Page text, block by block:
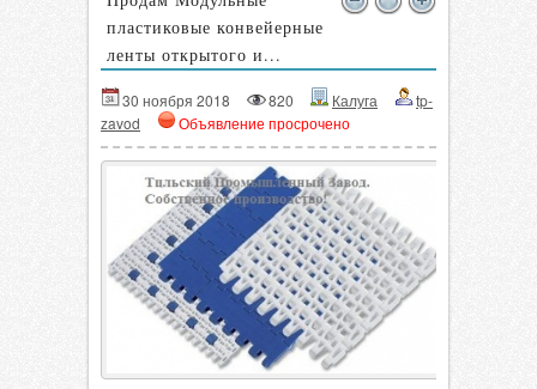
пластиковые конвейерные
ленты открытого и...
30 ноября 2018 820 Калуга
tp-
zavod
Объявление просрочено